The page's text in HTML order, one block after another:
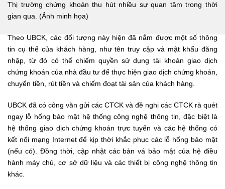
Thị trường chứng khoán thu hút nhiều sự quan tâm trong thời
gian qua. (Ảnh minh họa)
Theo UBCK, các đối tượng này hiện đã nắm được một số thông
tin cụ thể của khách hàng, như tên truy cập và mật khẩu đăng
nhập, từ đó có thể chiếm quyền sử dụng tài khoản giao dịch
chứng khoán của nhà đầu tư để thực hiện giao dịch chứng khoán,
chuyển tiền, rút tiền và chiếm đoạt tài sản của khách hàng.
UBCK đã có công văn gửi các CTCK và đề nghị các CTCK rà quét
ngay lỗ hổng bảo mật hệ thống công nghệ thông tin, đặc biệt là
hệ thống giao dịch chứng khoán trực tuyến và các hệ thống có
kết nối mạng Internet để kịp thời khắc phục các lỗ hổng bảo mật
(nếu có). Đồng thời, cập nhật các bản vá bảo mật của hệ điều
hành máy chủ, cơ sở dữ liệu và các thiết bị công nghệ thông tin
khác.